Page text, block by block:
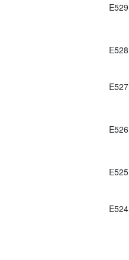
E529
E528
E527
E526
E525
E524